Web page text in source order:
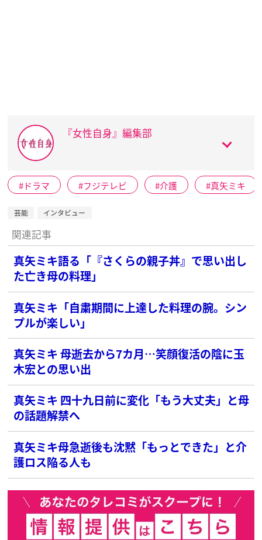
『女性自身』編集部
ドラマ フジテレビ 介護 真矢ミキ
芸能 インタビュー
関連記事
真矢ミキ語る「『さくらの親子丼』で思い出し
た亡き母の料理」
真矢ミキ「自粛期間に上達した料理の腕。シン
プルが楽しい」
真矢ミキ 母逝去から7カ月…笑顔復活の陰に玉
木宏との思い出
真矢ミキ 四十九日前に変化「もう大丈夫」と母
の話題解禁へ
真矢ミキ母急逝後も沈黙「もっとできた」と介
護ロス陥る人も